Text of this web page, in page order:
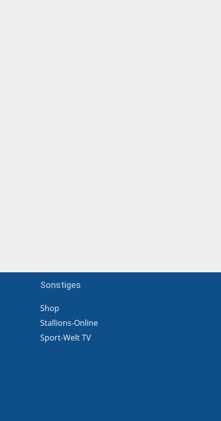
Sonstiges
Shop
Stallions-Online
Sport-Welt TV